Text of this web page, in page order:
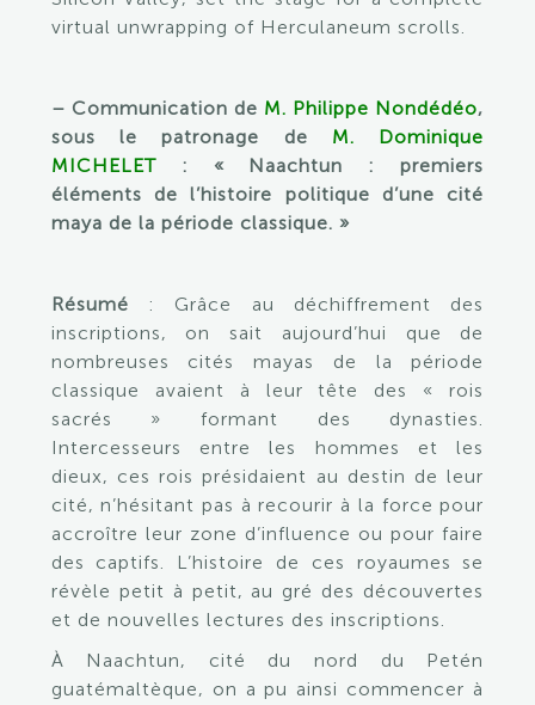
virtual unwrapping of Herculaneum scrolls.
– Communication de M. Philippe Nondédéo,
sous le patronage de M. Dominique
MICHELET
: « Naachtun : premiers
éléments de l’histoire politique d’une cité
maya de la période classique. »
Résumé : Grâce au déchiffrement des
inscriptions, on sait aujourd’hui que de
nombreuses cités mayas de la période
classique avaient à leur tête des « rois
sacrés » formant des dynasties.
Intercesseurs entre les hommes et les
dieux, ces rois présidaient au destin de leur
cité, n’hésitant pas à recourir à la force pour
accroître leur zone d’influence ou pour faire
des captifs. L’histoire de ces royaumes se
révèle petit à petit, au gré des découvertes
et de nouvelles lectures des inscriptions.
À Naachtun, cité du nord du Petén
guatémaltèque, on a pu ainsi commencer à